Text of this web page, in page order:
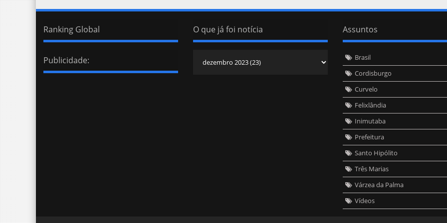
Ranking Global
Publicidade:
O que já foi notícia Assuntos
Brasil
Cordisburgo
Curvelo
Felixlândia
Inimutaba
Prefeitura
Santo Hipólito
Três Marias
Várzea da Palma
Vídeos